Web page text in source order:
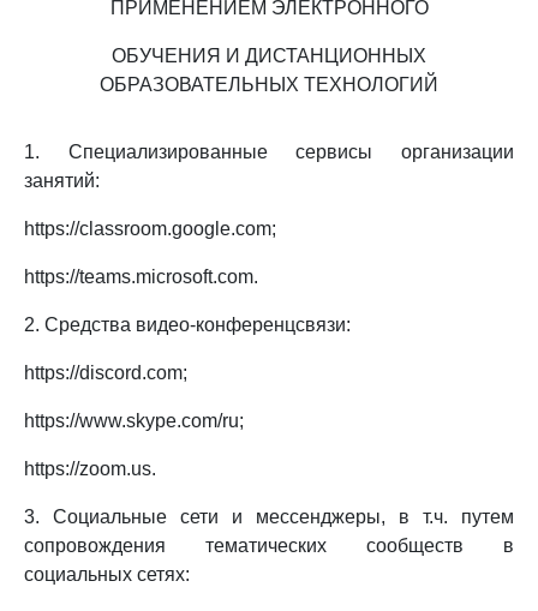
ПРИМЕНЕНИЕМ ЭЛЕКТРОННОГО
ОБУЧЕНИЯ И ДИСТАНЦИОННЫХ
ОБРАЗОВАТЕЛЬНЫХ ТЕХНОЛОГИЙ
1. Специализированные сервисы организации
занятий:
https://classroom.google.com;
https://teams.microsoft.com.
2. Средства видео-конференцсвязи:
https://discord.com;
https://www.skype.com/ru;
https://zoom.us.
3. Социальные сети и мессенджеры, в т.ч. путем
сопровождения тематических сообществ в
социальных сетях: